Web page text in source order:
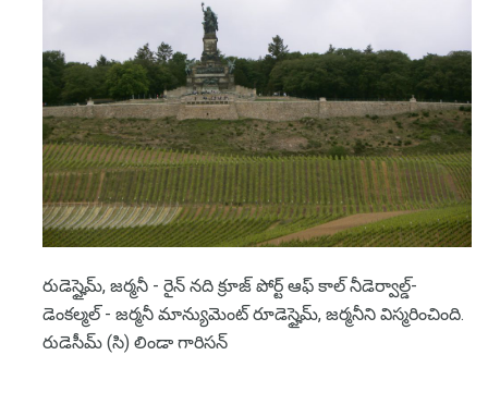
రుడెస్హైమ్, జర్మనీ - రైన్ నది క్రూజ్ పోర్ట్ ఆఫ్ కాల్ నీడెర్వాల్డ్-
డెంకల్మల్ - జర్మనీ మాన్యుమెంట్ రూడెస్హైమ్, జర్మనీని విస్మరించింది.
రుడెసీమ్ (సి) లిండా గారిసన్